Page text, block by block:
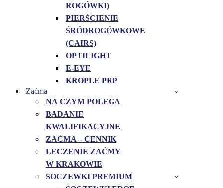
ROGÓWKI)
PIERŚCIENIE
ŚRÓDROGÓWKOWE
(CAIRS)
OPTILIGHT
E-EYE
KROPLE PRP
Zaćma
NA CZYM POLEGA
BADANIE
KWALIFIKACYJNE
ZAĆMA – CENNIK
LECZENIE ZAĆMY
W KRAKOWIE
SOCZEWKI PREMIUM